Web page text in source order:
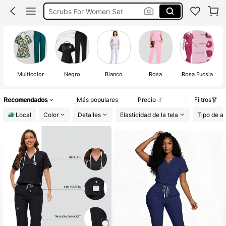
Scrubs De Mujer
Uniforme De Enfemera
Multicolor Negro Blanco Rosa Rosa Fucsia
Recomendados Más populares Precio
Filtros
Local
Color Detalles Elasticidad de la tela Tipo de